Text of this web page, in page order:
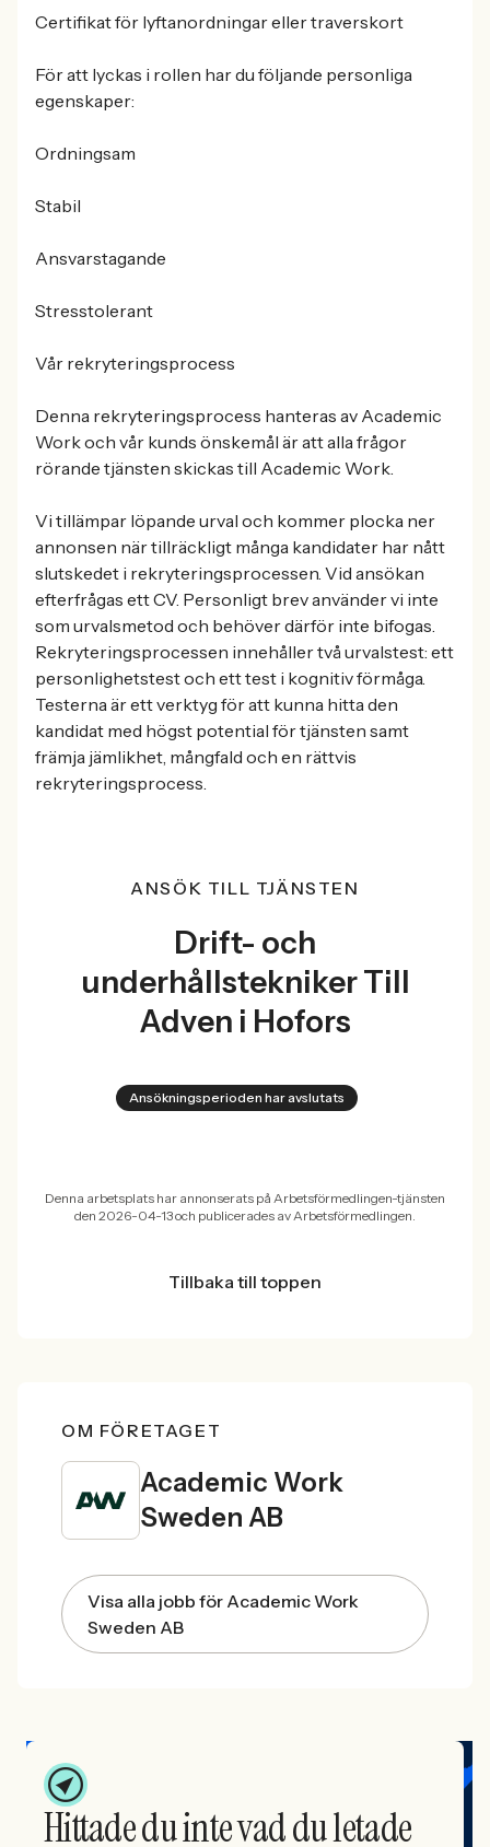
Certifikat för lyftanordningar eller traverskort
För att lyckas i rollen har du följande personliga
egenskaper:
Ordningsam
Stabil
Ansvarstagande
Stresstolerant
Vår rekryteringsprocess
Denna rekryteringsprocess hanteras av Academic
Work och vår kunds önskemål är att alla frågor
rörande tjänsten skickas till Academic Work.
Vi tillämpar löpande urval och kommer plocka ner
annonsen när tillräckligt många kandidater har nått
slutskedet i rekryteringsprocessen. Vid ansökan
efterfrågas ett CV. Personligt brev använder vi inte
som urvalsmetod och behöver därför inte bifogas.
Rekryteringsprocessen innehåller två urvalstest: ett
personlighetstest och ett test i kognitiv förmåga.
Testerna är ett verktyg för att kunna hitta den
kandidat med högst potential för tjänsten samt
främja jämlikhet, mångfald och en rättvis
rekryteringsprocess.
ANSÖK TILL TJÄNSTEN
Drift- och
underhållstekniker Till
Adven i Hofors
Ansökningsperioden har avslutats
Denna arbetsplats har annonserats på Arbetsförmedlingen-tjänsten
den 2026-04-13 och publicerades av Arbetsförmedlingen.
Tillbaka till toppen
OM FÖRETAGET
Academic Work
Sweden AB
Visa alla jobb för Academic Work
Sweden AB
Hittade du inte vad du letade